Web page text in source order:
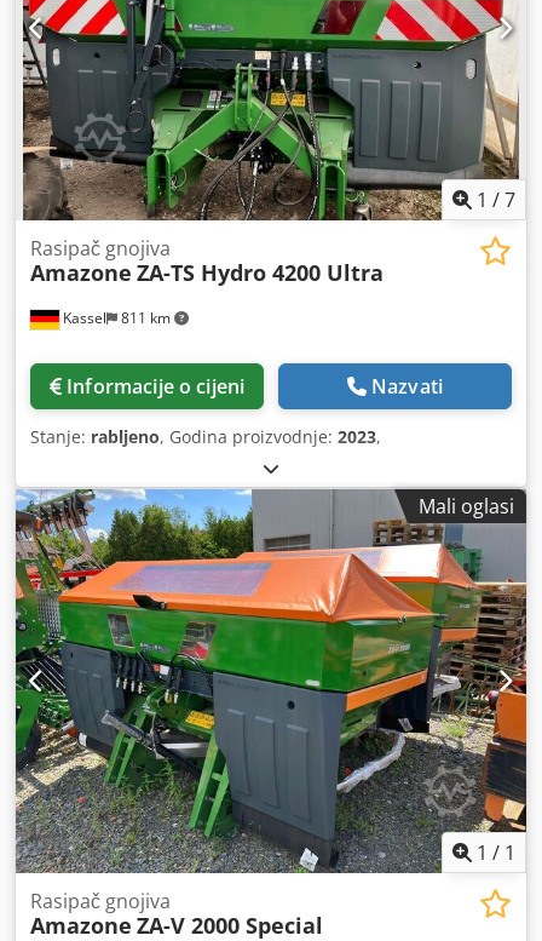
1 /7
Kassel 811 km
Rasipač gnojiva
Amazone ZA-TS Hydro 4200 Ultra
Informacije o cijeni Nazvati
Stanje: rabljeno, Godina proizvodnje: 2023,
Mali oglasi
1 / 1
Rasipač gnojiva
Amazone ZA-V 2000 Special